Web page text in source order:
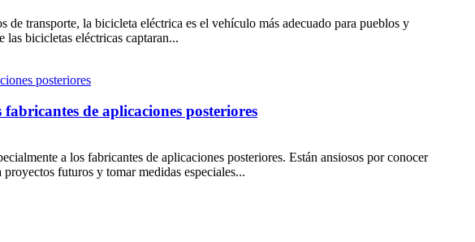
transporte, la bicicleta eléctrica es el vehículo más adecuado para pueblos y
bicicletas eléctricas captaran...
de aplicaciones posteriores
a los fabricantes de aplicaciones posteriores. Están ansiosos por conocer
futuros y tomar medidas especiales...